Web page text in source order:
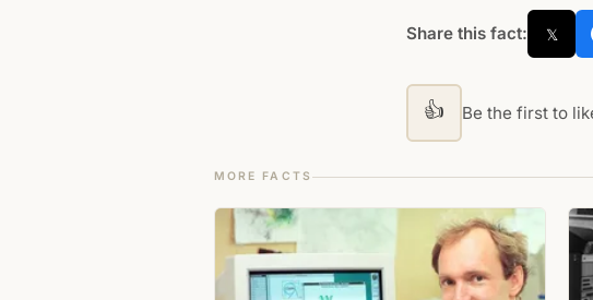
Share this fact: 𝕏
👍 Be the first to
MORE FACTS